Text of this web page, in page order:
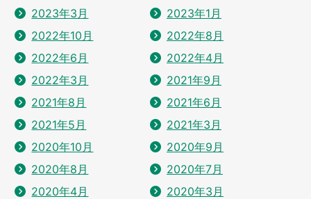
2023年3月
2023年1月
2022年10月
2022年8月
2022年6月
2022年4月
2022年3月
2021年9月
2021年8月
2021年6月
2021年5月
2021年3月
2020年10月
2020年9月
2020年8月
2020年7月
2020年4月
2020年3月